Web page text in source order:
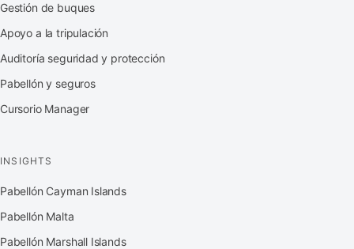
Gestión de buques
Apoyo a la tripulación
Auditoría seguridad y protección
Pabellón y seguros
Cursorio Manager
INSIGHTS
Pabellón Cayman Islands
Pabellón Malta
Pabellón Marshall Islands